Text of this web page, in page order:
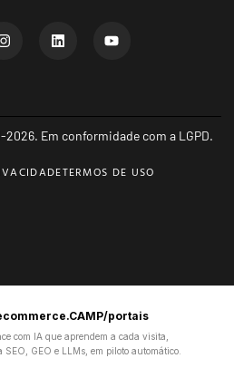
Em conformidade com a LGPD.
TERMOS DE USO
portais
com IA que aprendem a cada visita,
GEO e LLMs, em piloto automático.